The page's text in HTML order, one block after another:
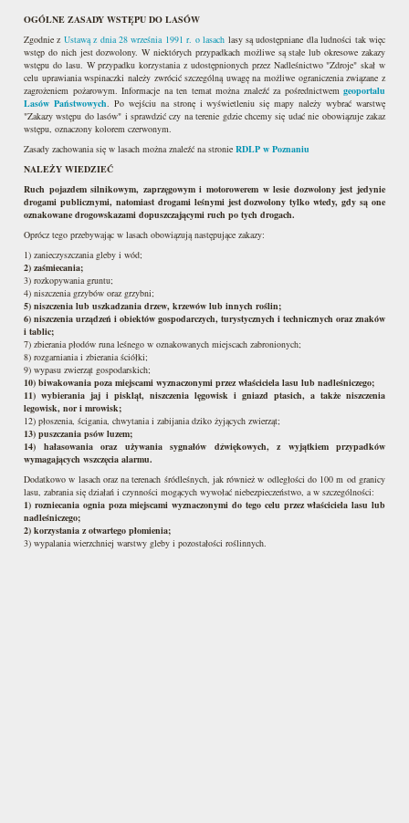
OGÓLNE ZASADY WSTĘPU DO LASÓW
Zgodnie z Ustawą z dnia 28 września 1991 r. o lasach lasy są udostępniane dla ludności tak więc
wstęp do nich jest dozwolony. W niektórych przypadkach możliwe są stałe lub okresowe zakazy
wstępu do lasu. W przypadku korzystania z udostępnionych przez Nadleśnictwo "Zdroje" skał w
celu uprawiania wspinaczki należy zwrócić szczególną uwagę na możliwe ograniczenia związane z
zagrożeniem pożarowym. Informacje na ten temat można znaleźć za pośrednictwem geoportalu
Lasów Państwowych. Po wejściu na stronę i wyświetleniu się mapy należy wybrać warstwę
"Zakazy wstępu do lasów" i sprawdzić czy na terenie gdzie chcemy się udać nie obowiązuje zakaz
wstępu, oznaczony kolorem czerwonym.
Zasady zachowania się w lasach można znaleźć na stronie RDLP w Poznaniu
NALEŻY WIEDZIEĆ
Ruch pojazdem silnikowym, zaprzęgowym i motorowerem w lesie dozwolony jest jedynie
drogami publicznymi, natomiast drogami leśnymi jest dozwolony tylko wtedy, gdy są one
oznakowane drogowskazami dopuszczającymi ruch po tych drogach.
Oprócz tego przebywając w lasach obowiązują następujące zakazy:
1) zanieczyszczania gleby i wód;
2) zaśmiecania;
3) rozkopywania gruntu;
4) niszczenia grzybów oraz grzybni;
5) niszczenia lub uszkadzania drzew, krzewów lub innych roślin;
6) niszczenia urządzeń i obiektów gospodarczych, turystycznych i technicznych oraz znaków
i tablic;
7) zbierania płodów runa leśnego w oznakowanych miejscach zabronionych;
8) rozgarniania i zbierania ściółki;
9) wypasu zwierząt gospodarskich;
10) biwakowania poza miejscami wyznaczonymi przez właściciela lasu lub nadleśniczego;
11) wybierania jaj i piskląt, niszczenia lęgowisk i gniazd ptasich, a także niszczenia
legowisk, nor i mrowisk;
12) płoszenia, ścigania, chwytania i zabijania dziko żyjących zwierząt;
13) puszczania psów luzem;
14) hałasowania oraz używania sygnałów dźwiękowych, z wyjątkiem przypadków
wymagających wszczęcia alarmu.
Dodatkowo w lasach oraz na terenach śródleśnych, jak również w odległości do 100 m od granicy
lasu, zabrania się działań i czynności mogących wywołać niebezpieczeństwo, a w szczególności:
1) rozniecania ognia poza miejscami wyznaczonymi do tego celu przez właściciela lasu lub
nadleśniczego;
2) korzystania z otwartego płomienia;
3) wypalania wierzchniej warstwy gleby i pozostałości roślinnych.